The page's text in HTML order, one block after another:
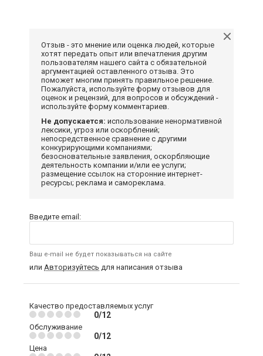
Отзыв - это мнение или оценка людей, которые
хотят передать опыт или впечатления другим
пользователям нашего сайта с обязательной
аргументацией оставленного отзыва. Это
поможет многим принять правильное решение.
Пожалуйста, используйте форму отзывов для
оценок и рецензий, для вопросов и обсуждений -
используйте форму комментариев.
Не допускается: использование ненормативной
лексики, угроз или оскорблений;
непосредственное сравнение с другими
конкурирующими компаниями;
безосновательные заявления, оскорбляющие
деятельность компании и/или ее услуги;
размещение ссылок на сторонние интернет-
ресурсы; реклама и самореклама.
Введите email:
Ваш e-mail не будет показываться на сайте
или Авторизуйтесь для написания отзыва
Качество предоставляемых услуг
0/12
Обслуживание
0/12
Цена